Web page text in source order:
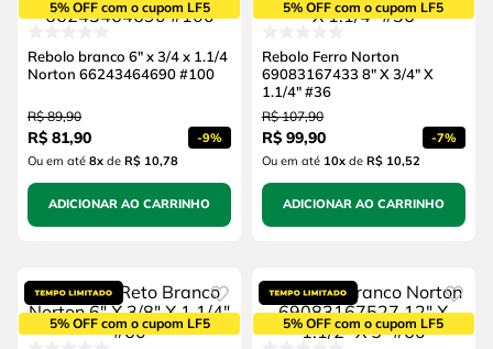
5% OFF com o cupom LF5
Rebolo branco 6" x 3/4 x 1.1/4
Norton 66243464690 #100
R$ 89,90
R$ 81,90 -9%
Ou em até 8xde R$ 10,78
ADICIONAR AO CARRINHO
5% OFF com o cupom LF5
Rebolo Ferro Norton
69083167433 8" X 3/4" X
1.1/4" #36
R$ 107,90
R$ 99,90 -7%
Ou em até 10xde R$ 10,52
ADICIONAR AO CARRINHO
5% OFF com o cupom LF5 5% OFF com o cupom LF5